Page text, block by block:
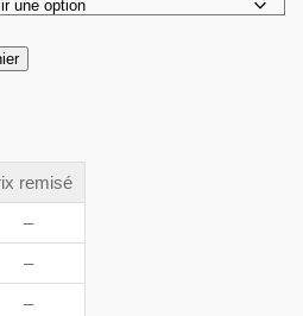
a
e
p
remisé
–
–
–